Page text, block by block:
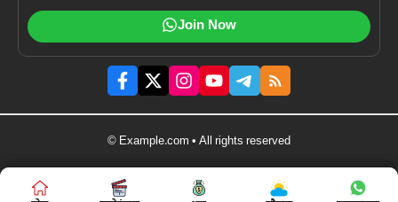
Join Now
© Example.com • All rights reserved